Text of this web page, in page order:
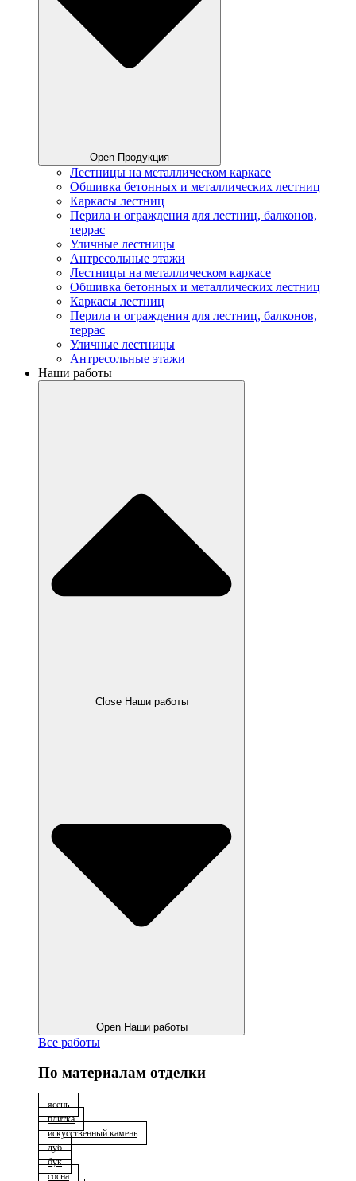
Open Продукция
Лестницы на металлическом каркасе
Обшивка бетонных и металлических лестниц
Каркасы лестниц
Перила и ограждения для лестниц, балконов,
террас
Уличные лестницы
Антресольные этажи
Лестницы на металлическом каркасе
Обшивка бетонных и металлических лестниц
Каркасы лестниц
Перила и ограждения для лестниц, балконов,
террас
Уличные лестницы
Антресольные этажи
Наши работы
Close Наши работы
Open Наши работы
Все работы
По материалам отделки
ясень
плитка
искусственный камень
дуб
бук
сосна